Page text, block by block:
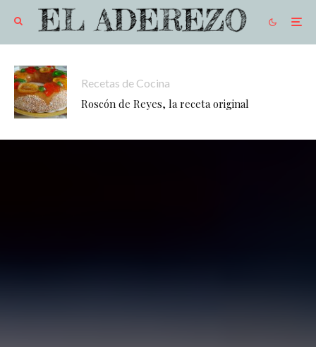
Recetas de Cocina
Roscón de Reyes, la receta original